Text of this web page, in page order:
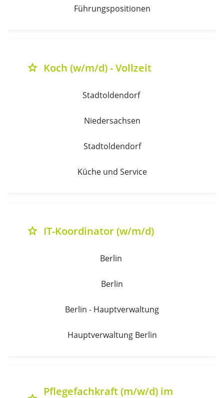
Führungspositionen
grade Koch (w/m/d) - Vollzeit
Stadtoldendorf
Niedersachsen
Stadtoldendorf
Küche und Service
grade IT-Koordinator (w/m/d)
Berlin
Berlin
Berlin - Hauptverwaltung
Hauptverwaltung Berlin
Pflegefachkraft (m/w/d) im